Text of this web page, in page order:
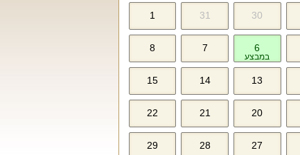
30
31
1
6
במבצע
7
8
13
14
15
20
21
22
27
28
29